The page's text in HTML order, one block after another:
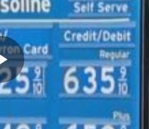
Memutarkan